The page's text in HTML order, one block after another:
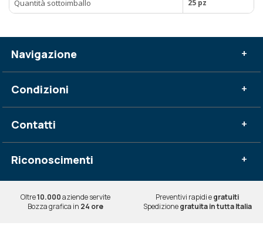
Quantità sottoimballo 25 pz
Navigazione +
Condizioni +
Contatti +
Riconoscimenti +
Oltre10.000aziende servite Preventivi rapidi egratuiti
Bozza grafica in 24 ore Spedizionegratuita in tutta Italia